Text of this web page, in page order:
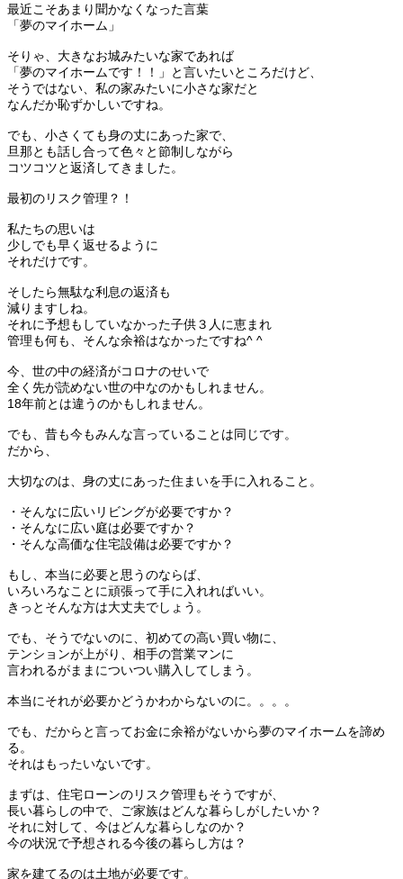
最近こそあまり聞かなくなった言葉
「夢のマイホーム」
そりゃ、大きなお城みたいな家であれば
「夢のマイホームです！！」と言いたいところだけど、
そうではない、私の家みたいに小さな家だと
なんだか恥ずかしいですね。
でも、小さくても身の丈にあった家で、
旦那とも話し合って色々と節制しながら
コツコツと返済してきました。
最初のリスク管理？！
私たちの思いは
少しでも早く返せるように
それだけです。
そしたら無駄な利息の返済も
減りますしね。
それに予想もしていなかった子供３人に恵まれ
管理も何も、そんな余裕はなかったですね^ ^
今、世の中の経済がコロナのせいで
全く先が読めない世の中なのかもしれません。
18年前とは違うのかもしれません。
でも、昔も今もみんな言っていることは同じです。
だから、
大切なのは、身の丈にあった住まいを手に入れること。
・そんなに広いリビングが必要ですか？
・そんなに広い庭は必要ですか？
・そんな高価な住宅設備は必要ですか？
もし、本当に必要と思うのならば、
いろいろなことに頑張って手に入れればいい。
きっとそんな方は大丈夫でしょう。
でも、そうでないのに、初めての高い買い物に、
テンションが上がり、相手の営業マンに
言われるがままについつい購入してしまう。
本当にそれが必要かどうかわからないのに。。。。
でも、だからと言ってお金に余裕がないから夢のマイホームを諦め
る。
それはもったいないです。
まずは、住宅ローンのリスク管理もそうですが、
長い暮らしの中で、ご家族はどんな暮らしがしたいか？
それに対して、今はどんな暮らしなのか？
今の状況で予想される今後の暮らし方は？
家を建てるのは土地が必要です。